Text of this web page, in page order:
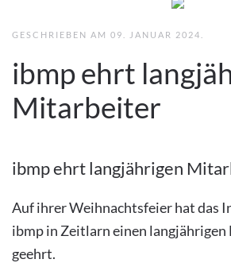
GESCHRIEBEN AM 09. JANUAR 2024
ibmp ehrt
Mitarbeiter
ibmp ehrt langjährigen
Auf ihrer Weihnachtsfeier hat das
ibmp in Zeitlarn einen langjährigen
geehrt.